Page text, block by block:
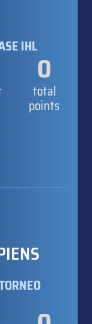
IHL
0
total
points